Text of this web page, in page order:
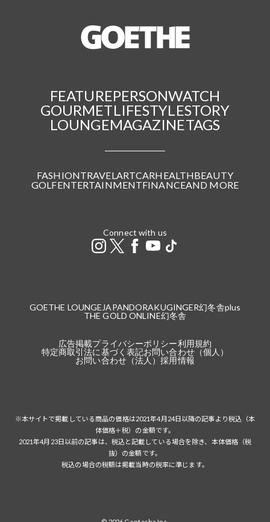
FEATUREPERSONWATCH
GOURMETLIFESTYLESTORY
LOUNGEMAGAZINETAGS
FASHIONTRAVELARTCARHEALTHBEAUTY
GOLFENTERTAINMENTFINANCEAND MORE
Connect with us
GOETHE LOUNGE JAPANDORAKUGINGER幻冬舎plus
THE GOLD ONLINE幻冬舎
広告掲載プライバシーポリシー利用規約
特定商取引法に基づく表記お問い合わせ（個人）
お問い合わせ（法人）採用情報
※本サイトで掲載している商品の価格は2021年4月24日以降の記事より税込（本
体価格＋税）の金額です。
2021年4月23日以前の記事は、税込と記載している場合を除き、本体価格（税
抜）の金額です。
税込の場合の税額は掲載当時の税率に準じます。